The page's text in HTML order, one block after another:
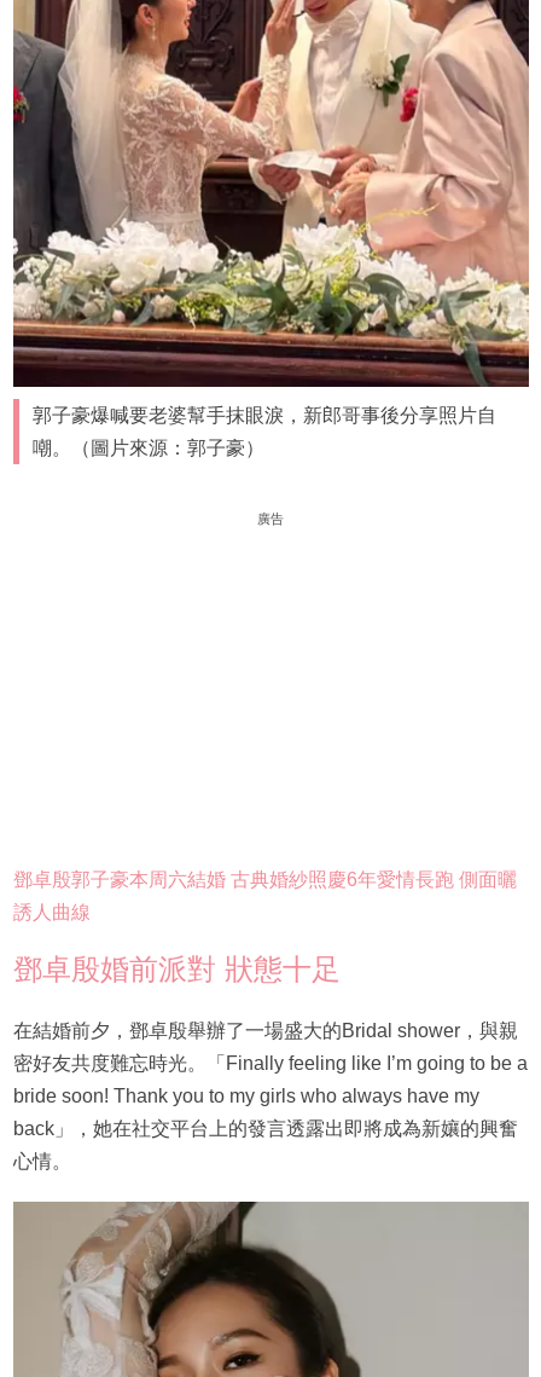
郭子豪爆喊要老婆幫手抹眼淚，新郎哥事後分享照片自
嘲。（圖片來源：郭子豪）
廣告
鄧卓殷郭子豪本周六結婚 古典婚紗照慶6年愛情長跑 側面曬
誘人曲線
鄧卓殷婚前派對 狀態十足
在結婚前夕，鄧卓殷舉辦了一場盛大的Bridal shower，與親
密好友共度難忘時光。「Finally feeling like I’m going to be a
bride soon! Thank you to my girls who always have my
back」，她在社交平台上的發言透露出即將成為新孃的興奮
心情。